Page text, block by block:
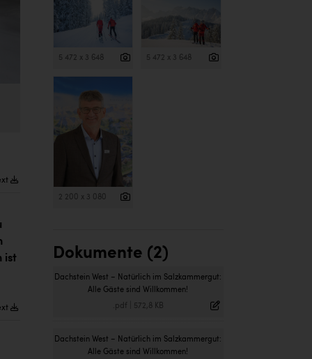
ist
5 472 x 3 648 5 472 x 3 648
2 200 x 3 080
Dokumente (2)
Dachstein West – Natürlich im Salzkammergut:
Alle Gäste sind Willkommen!
.pdf 572,8 KB
Dachstein West – Natürlich im Salzkammergut:
Alle Gäste sind Willkommen!